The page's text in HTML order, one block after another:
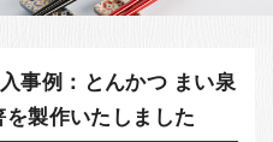
事例：とんかつ まい泉
製作いたしました